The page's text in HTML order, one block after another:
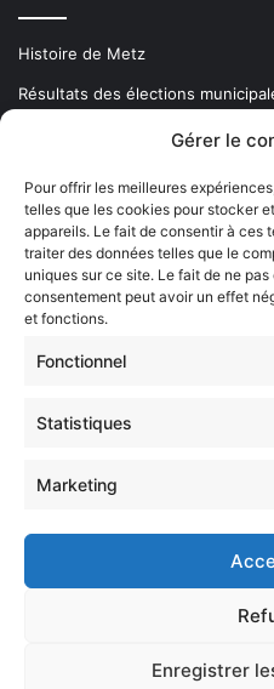
Gérer le
Pour offrir les meilleures
telles que les cookies pour stocker
appareils. Le fait de consentir à ces
traiter des données telles que le
uniques sur ce site. Le fait de ne
consentement peut avoir un effet
et fonctions.
Fonctionnel
Statistiques
Marketing
Enregistrer
Histoire de Metz
Résultats des élections
Newsletter gratuite
Choisissez :
votre